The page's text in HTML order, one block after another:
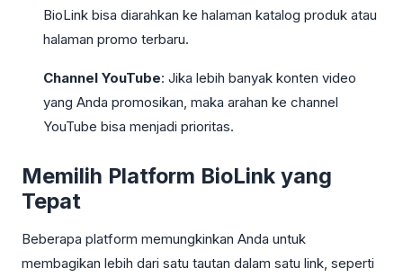
BioLink bisa diarahkan ke halaman katalog produk atau
halaman promo terbaru.
Channel YouTube: Jika lebih banyak konten video
yang Anda promosikan, maka arahan ke channel
YouTube bisa menjadi prioritas.
Memilih Platform BioLink yang
Tepat
Beberapa platform memungkinkan Anda untuk
membagikan lebih dari satu tautan dalam satu link, seperti